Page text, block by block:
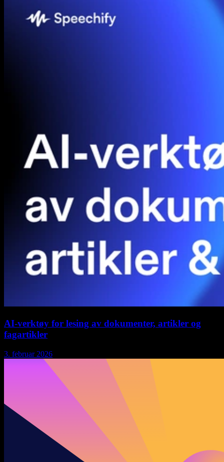
AI-verktøy for lesing av dokumenter, artikler og
fagartikler
3. februar 2026